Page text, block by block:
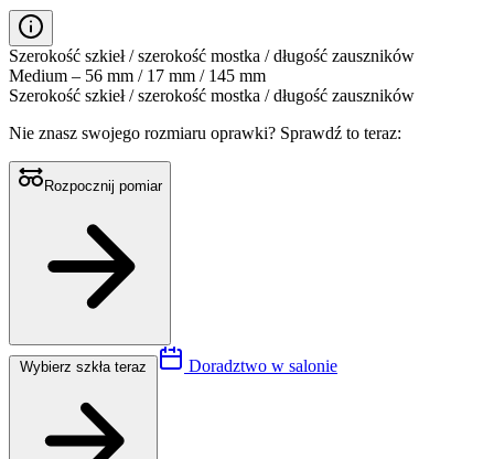
Szerokość szkieł / szerokość mostka / długość zauszników
Medium – 56 mm / 17 mm / 145 mm
Szerokość szkieł / szerokość mostka / długość zauszników
Nie znasz swojego rozmiaru oprawki? Sprawdź to teraz:
Rozpocznij pomiar
Doradztwo w salonie